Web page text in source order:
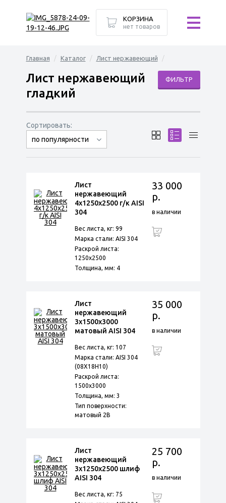
Главная Каталог Лист нержавеющий
ФИЛЬТР
Лист нержавеющий
гладкий
Сортировать:
по популярности
сначала дешёвые
сначала дорогие
Лист
нержавеющий
4х1250х2500 г/к AISI
304
Вес листа, кг: 99
Марка стали: AISI 304
Раскрой листа:
1250х2500
Толщина, мм: 4
33 000
р.
в наличии
Лист
нержавеющий
3х1500х3000
матовый AISI 304
Вес листа, кг: 107
Марка стали: AISI 304
(08Х18Н10)
Раскрой листа:
1500х3000
Толщина, мм: 3
Тип поверхности:
матовый 2B
35 000
р.
в наличии
Лист
нержавеющий
3х1250х2500 шлиф
AISI 304
Вес листа, кг: 75
25 700
р.
в наличии
КОРЗИНА
нет товаров